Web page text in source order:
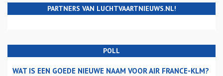
PARTNERS VAN LUCHTVAARTNIEUWS.NL!
POLL
WAT IS EEN GOEDE NIEUWE NAAM VOOR AIR FRANCE-KLM?